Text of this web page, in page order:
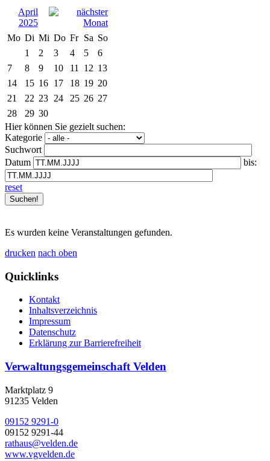
April
2025
Mo Di Mi Do Fr Sa So
1
2 3 4 5
6
7
8 9 10 11 12 13
14
15 16 17 18 19 20
21
22 23 24 25 26 27
28
29 30
Hier können Sie gezielt suchen:
Kategorie
Suchwort
Datum
bis:
reset
Es wurden keine Veranstaltungen gefunden.
drucken nach oben
Quicklinks
Kontakt
Inhaltsverzeichnis
Impressum
Datenschutz
Erklärung zur Barrierefreiheit
Verwaltungsgemeinschaft Velden
Marktplatz 9
91235 Velden
09152 9291-0
09152 9291-44
rathaus@velden.de
www.vgvelden.de